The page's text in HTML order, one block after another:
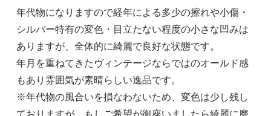
年代物になりますので経年による多少の擦れや小傷・
シルバー特有の変色・目立たない程度の小さな凹みは
ありますが、全体的に綺麗で良好な状態です。
年月を重ねてきたヴィンテージならではのオールド感
もあり雰囲気が素晴らしい逸品です。
※年代物の風合いを損なわないため、変色は少し残し
ておりますが、もしご希望が御座いましたら綺麗に磨